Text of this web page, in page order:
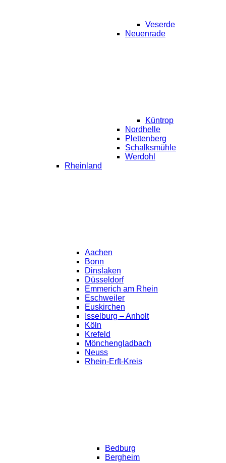
Veserde
Neuenrade
Küntrop
Nordhelle
Plettenberg
Schalksmühle
Werdohl
Rheinland
Aachen
Bonn
Dinslaken
Düsseldorf
Emmerich am Rhein
Eschweiler
Euskirchen
Isselburg – Anholt
Köln
Krefeld
Mönchengladbach
Neuss
Rhein-Erft-Kreis
Bedburg
Bergheim